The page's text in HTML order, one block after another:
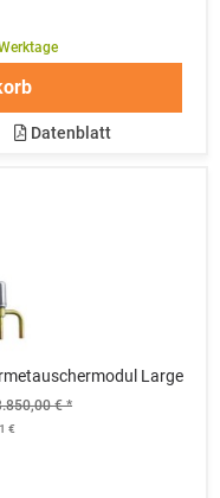
Datenblatt
Large
€ *
€